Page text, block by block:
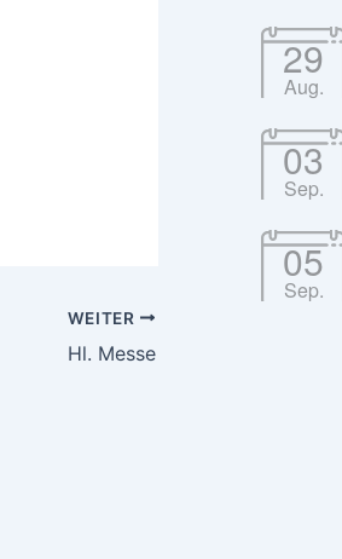
WEITER
Hl. Messe
29
Aug.
03
Sep.
05
Sep.